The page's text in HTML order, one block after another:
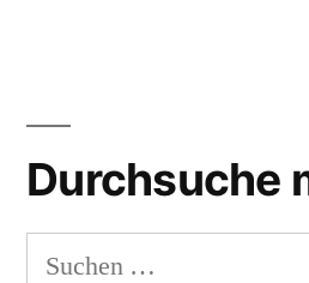
Durchsuche
Suchen